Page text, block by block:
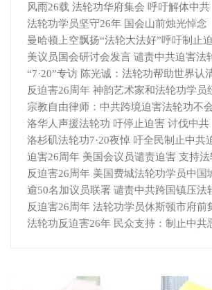
风雨26载 法轮功华府集会 呼吁解体中共
法轮功学员坚守26年 国会山前烛光悼念
曼哈顿上空飘扬“法轮大法好”呼吁制止
美议员国会研讨会发言 谴责中共迫害法
“7·20”专访 陈光诚：法轮功帮助世界认
反迫害26周年 神韵艺术家和法轮功学员
宗教自由律师：中共跨境迫害法轮功不
洛华人声援法轮功 吁停止迫害 讨伐中共
洛杉矶法轮功7·20夜悼 吁全民制止中共
迫害26周年 美国会议员谴责迫害 支持法
反迫害26周年 美国费城法轮功学员中国
逾50名加议员联署 谴责中共跨国镇压法
反迫害26周年 法轮功学员休斯顿市府前
法轮功反迫害26年 民众支持：制止中共